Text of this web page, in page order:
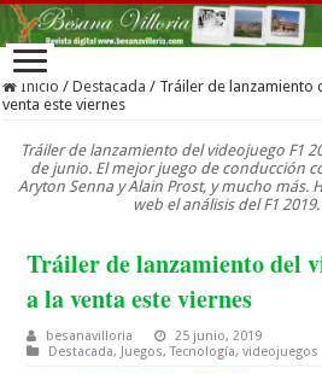
Inicio / Destacada / Tráiler de lanzamiento
venta este viernes
Tráiler de lanzamiento del videojuego F1
de junio. El mejor juego de conducción
Aryton Senna y Alain Prost, y mucho más.
web el análisis del F1
Tráiler de lanzamiento del
a la venta este viernes
besanavilloria
25 junio, 2019
Destacada, Juegos,Tecnología,videojuegos